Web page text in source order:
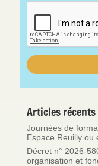
Articles récents
Journées de
Espace Reuilly ou
Décret n° 2026-
organisation et